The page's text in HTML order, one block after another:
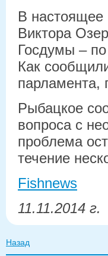
В настоящее
Виктора
Госдумы –
Как
парламента,
Рыбацкое
вопроса с
проблема
течение
Fishnews
11.11.2014 г.
Назад